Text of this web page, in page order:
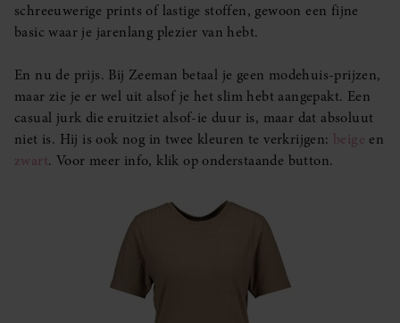
schreeuwerige prints of lastige stoffen, gewoon een fijne
basic waar je jarenlang plezier van hebt.
En nu de prijs. Bij Zeeman betaal je geen modehuis-prijzen,
maar zie je er wel uit alsof je het slim hebt aangepakt. Een
casual jurk die eruitziet alsof-ie duur is, maar dat absoluut
niet is. Hij is ook nog in twee kleuren te verkrijgen: beige en
zwart. Voor meer info, klik op onderstaande button.